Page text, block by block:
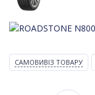
САМОВИВІЗ ТОВАРУ